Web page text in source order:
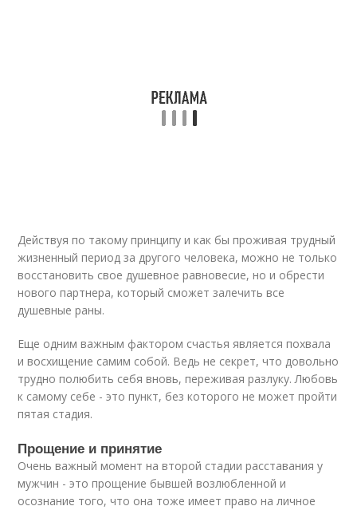
Действуя по такому принципу и как бы проживая трудный
жизненный период за другого человека, можно не только
восстановить свое душевное равновесие, но и обрести
нового партнера, который сможет залечить все
душевные раны.
Еще одним важным фактором счастья является похвала
и восхищение самим собой. Ведь не секрет, что довольно
трудно полюбить себя вновь, переживая разлуку. Любовь
к самому себе - это пункт, без которого не может пройти
пятая стадия.
Прощение и принятие
Очень важный момент на второй стадии расставания у
мужчин - это прощение бывшей возлюбленной и
осознание того, что она тоже имеет право на личное